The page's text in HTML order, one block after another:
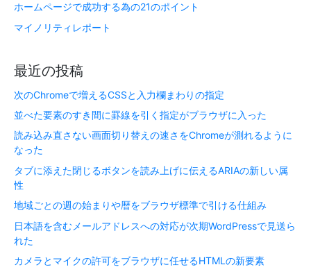
ホームページで成功する為の21のポイント
マイノリティレポート
最近の投稿
次のChromeで増えるCSSと入力欄まわりの指定
並べた要素のすき間に罫線を引く指定がブラウザに入った
読み込み直さない画面切り替えの速さをChromeが測れるように
なった
タブに添えた閉じるボタンを読み上げに伝えるARIAの新しい属
性
地域ごとの週の始まりや暦をブラウザ標準で引ける仕組み
日本語を含むメールアドレスへの対応が次期WordPressで見送ら
れた
カメラとマイクの許可をブラウザに任せるHTMLの新要素